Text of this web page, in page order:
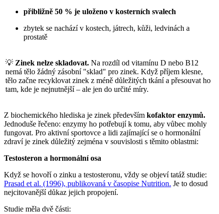
přibližně 50 % je uloženo v kosterních svalech
zbytek se nachází v kostech, játrech, kůži, ledvinách a
prostatě
💡 Zinek nelze skladovat. Na rozdíl od vitamínu D nebo B12
nemá tělo žádný zásobní "sklad" pro zinek. Když příjem klesne,
tělo začne recyklovat zinek z méně důležitých tkání a přesouvat ho
tam, kde je nejnutnější – ale jen do určité míry.
Z biochemického hlediska je zinek především kofaktor enzymů.
Jednoduše řečeno: enzymy ho potřebují k tomu, aby vůbec mohly
fungovat. Pro aktivní sportovce a lidi zajímající se o hormonální
zdraví je zinek důležitý zejména v souvislosti s těmito oblastmi:
Testosteron a hormonální osa
Když se hovoří o zinku a testosteronu, vždy se objeví tatáž studie:
Prasad et al. (1996), publikovaná v časopise Nutrition. Je to dosud
nejcitovanější důkaz jejich propojení.
Studie měla dvě části: